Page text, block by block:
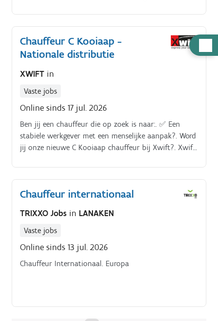
Chauffeur C Kooiaap -
Nationale distributie
XWIFT in
Vaste jobs
Online sinds 17 jul. 2026
Ben jij een chauffeur die op zoek is naar:. ✅ Een
stabiele werkgever met een menselijke aanpak?. Word
jij onze nieuwe C Kooiaap chauffeur bij Xwift?. Xwift
Chauffeur internationaal
TRIXXO Jobs in LANAKEN
Vaste jobs
Online sinds 13 jul. 2026
Chauffeur Internationaal. Europa